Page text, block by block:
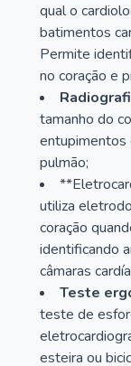
qual o
batimentos
Permite
no coração e
tamanho do
entupimentos
pulmão;
utiliza
coração
identificando
câmaras
Teste
teste de
esteira ou